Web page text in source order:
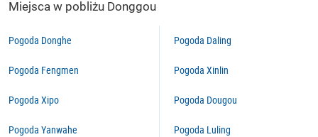
Miejsca w pobliżu Donggou
Pogoda Donghe
Pogoda Fengmen
Pogoda Xipo
Pogoda Yanwahe
Pogoda Daling
Pogoda Xinlin
Pogoda Dougou
Pogoda Luling